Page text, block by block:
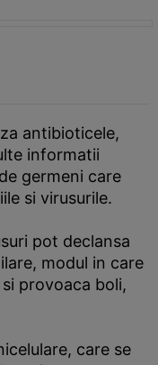
antibioticele,
informatii
germeni care
si virusurile.
pot declansa
modul in care
provoaca boli,
care se